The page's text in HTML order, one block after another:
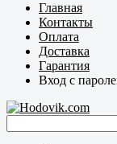
Главная
Контакты
Оплата
Доставка
Гарантия
Вход с